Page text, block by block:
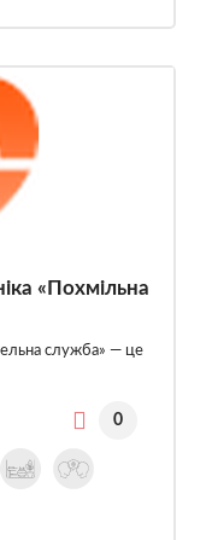
«Похмільна
служба» — це
0